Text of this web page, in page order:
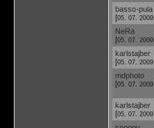
basso-pula
[05. 07. 2009.
NeRa
[05. 07. 2009.
karlstajber
[05. 07. 2009.
mdphoto
[05. 07. 2009.
karlstajber
[05. 07. 2009.